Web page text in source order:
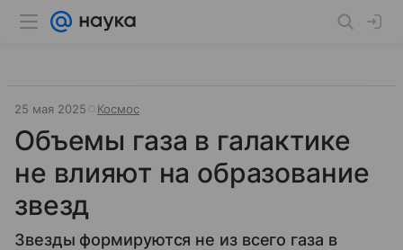
25 мая 2025 Космос
Объемы газа в галактике
не влияют на образование
звезд
Звезды формируются не из всего газа в